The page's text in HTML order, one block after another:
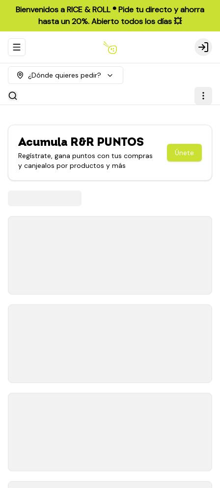
Bienvenidos a RICE & ROLL ®️ Pide tu directo y ahorra
hasta un 20%. Abierto todos los días 💥
Abrir menu de navegación Login
¿Dónde quieres pedir?
Acumula R&R PUNTOS
Regístrate, gana puntos con tus compras
y canjealos por productos y más
Únete